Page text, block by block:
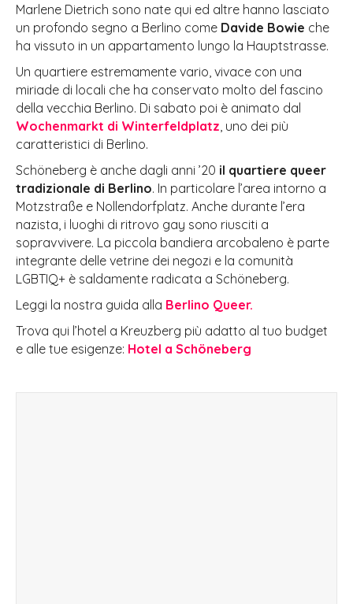
Marlene Dietrich sono nate qui ed altre hanno lasciato
un profondo segno a Berlino come Davide Bowie che
ha vissuto in un appartamento lungo la Hauptstrasse.
Un quartiere estremamente vario, vivace con una
miriade di locali che ha conservato molto del fascino
della vecchia Berlino. Di sabato poi è animato dal
Wochenmarkt di Winterfeldplatz , uno dei più
caratteristici di Berlino.
Schöneberg è anche dagli anni ’20 il quartiere queer
tradizionale di Berlino. In particolare l’area intorno a
Motzstraße e Nollendorfplatz. Anche durante l’era
nazista, i luoghi di ritrovo gay sono riusciti a
sopravvivere. La piccola bandiera arcobaleno è parte
integrante delle vetrine dei negozi e la comunità
LGBTIQ+ è saldamente radicata a Schöneberg.
Leggi la nostra guida alla Berlino Queer.
Trova qui l’hotel a Kreuzberg più adatto al tuo budget
e alle tue esigenze: Hotel a Schöneberg